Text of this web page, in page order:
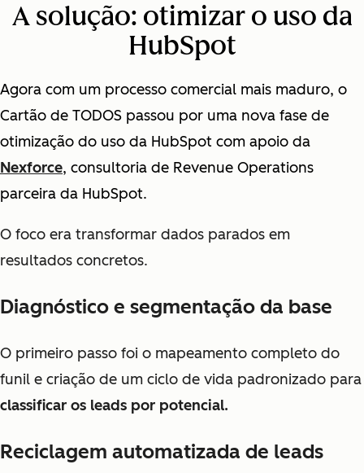
A solução: otimizar o uso da
HubSpot
Agora com um processo comercial mais maduro, o
Cartão de TODOS passou por uma nova fase de
otimização do uso da HubSpot com apoio da
Nexforce, consultoria de Revenue Operations
parceira da HubSpot.
O foco era transformar dados parados em
resultados concretos.
Diagnóstico e segmentação da base
O primeiro passo foi o mapeamento completo do
funil e criação de um ciclo de vida padronizado para
classificar os leads por potencial.
Reciclagem automatizada de leads